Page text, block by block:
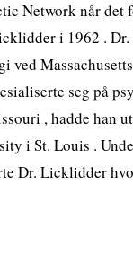
Network når det
i 1962 .
ved
seg på
, hadde han
i St. Louis .
Dr. Licklidder